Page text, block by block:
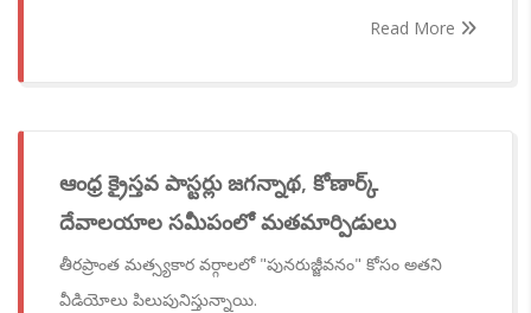
Read More
ఆంధ్ర క్రైస్తవ పాస్టర్లు జగన్నాథ, కోణార్క్
దేవాలయాల సమీపంలో మతమార్పిడులు
తీరప్రాంత మత్స్యకార వర్గాలలో "పునరుజ్జీవనం" కోసం అతని
వీడియోలు పిలుపునిస్తున్నాయి.